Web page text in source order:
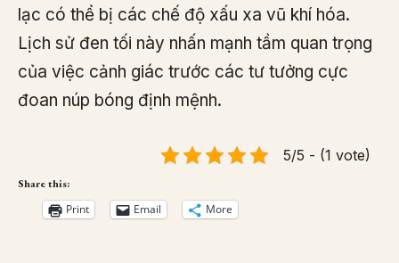
lạc có thể bị các chế độ xấu xa vũ khí hóa.
Lịch sử đen tối này nhấn mạnh tầm quan trọng
của việc cảnh giác trước các tư tưởng cực
đoan núp bóng định mệnh.
5/5 - (1 vote)
Share this:
Print Email More